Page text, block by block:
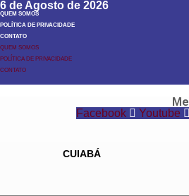
6 de Agosto de 2026
QUEM SOMOS
POLÍTICA DE PRIVACIDADE
CONTATO
QUEM SOMOS
POLÍTICA DE PRIVACIDADE
CONTATO
Facebook Youtube